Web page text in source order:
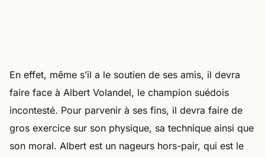
En effet, même s’il a le soutien de ses amis, il devra
faire face à Albert Volandel, le champion suédois
incontesté. Pour parvenir à ses fins, il devra faire de
gros exercice sur son physique, sa technique ainsi que
son moral. Albert est un nageurs hors-pair, qui est le